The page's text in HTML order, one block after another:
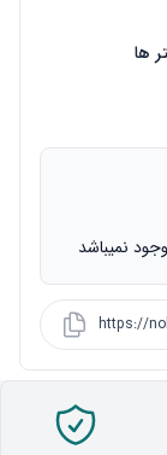
ها
نمیباشد
https://